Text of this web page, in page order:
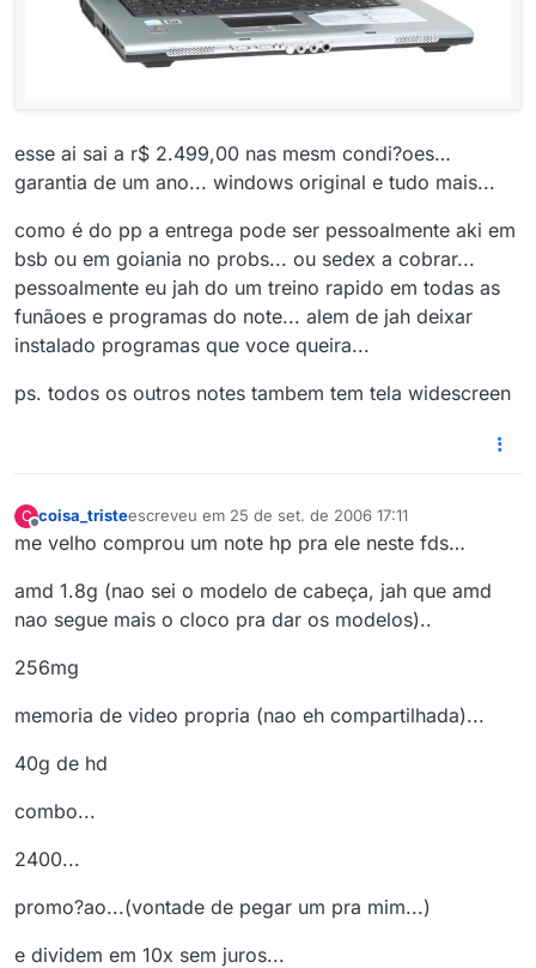
esse ai sai a r$ 2.499,00 nas mesm condi?oes…
garantia de um ano... windows original e tudo mais...
como é do pp a entrega pode ser pessoalmente aki em
bsb ou em goiania no probs... ou sedex a cobrar...
pessoalmente eu jah do um treino rapido em todas as
funãoes e programas do note... alem de jah deixar
instalado programas que voce queira...
ps. todos os outros notes tambem tem tela widescreen
C
Offline
coisa_tristeescreveu em 25 de set. de 2006 17:11
última edição por
me velho comprou um note hp pra ele neste fds…
amd 1.8g (nao sei o modelo de cabeça, jah que amd
nao segue mais o cloco pra dar os modelos)..
256mg
memoria de video propria (nao eh compartilhada)...
40g de hd
combo...
2400...
promo?ao...(vontade de pegar um pra mim...)
e dividem em 10x sem juros...